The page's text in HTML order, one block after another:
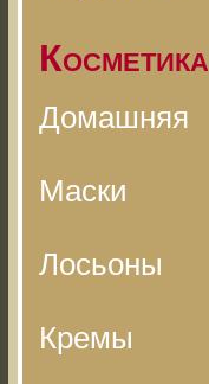
Косметика
Домашняя
Маски
Лосьоны
Кремы